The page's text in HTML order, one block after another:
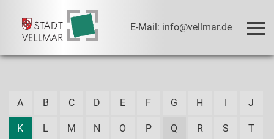
E-Mail: info@vellmar.de
A B C D E F G H I J
K L M N O P Q R S T